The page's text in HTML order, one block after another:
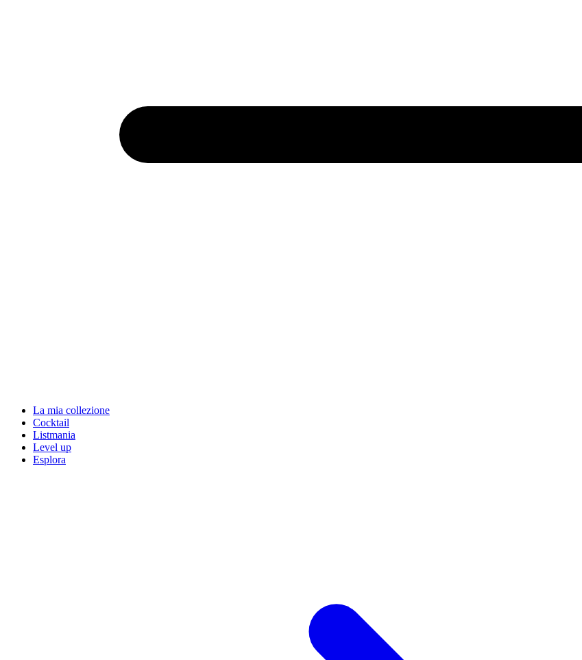
La mia collezione
Cocktail
Listmania
Level up
Esplora